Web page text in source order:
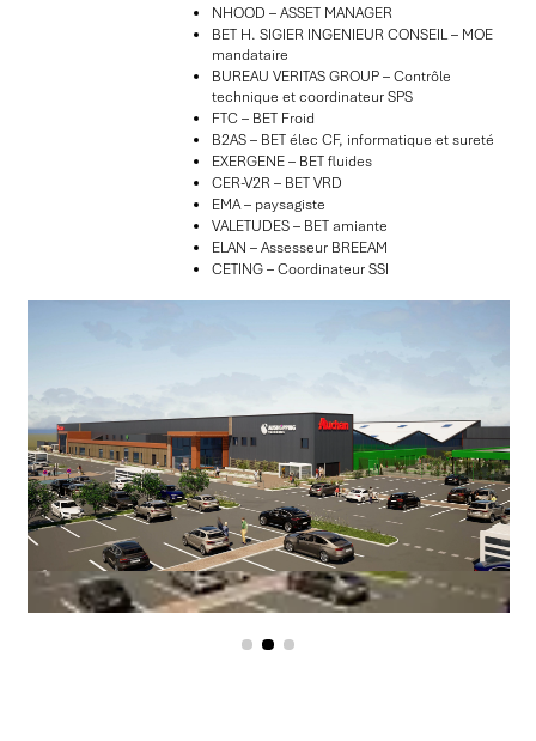
NHOOD – ASSET MANAGER
BET H. SIGIER INGENIEUR CONSEIL – MOE
mandataire
BUREAU VERITAS GROUP – Contrôle
technique et coordinateur SPS
FTC – BET Froid
B2AS – BET élec CF, informatique et sureté
EXERGENE – BET fluides
CER-V2R – BET VRD
EMA – paysagiste
VALETUDES – BET amiante
ELAN – Assesseur BREEAM
CETING – Coordinateur SSI